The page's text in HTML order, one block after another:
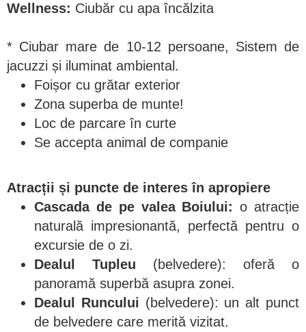
Wellness: Ciubăr cu apa încălzita
* Ciubar mare de 10-12 persoane, Sistem de
jacuzzi și iluminat ambiental.
Foișor cu grătar exterior
Zona superba de munte!
Loc de parcare în curte
Se accepta animal de companie
Atracții și puncte de interes în apropiere
Cascada de pe valea Boiului: o atracție
naturală impresionantă, perfectă pentru o
excursie de o zi.
Dealul Tupleu (belvedere): oferă o
panoramă superbă asupra zonei.
Dealul Runcului (belvedere): un alt punct
de belvedere care merită vizitat.